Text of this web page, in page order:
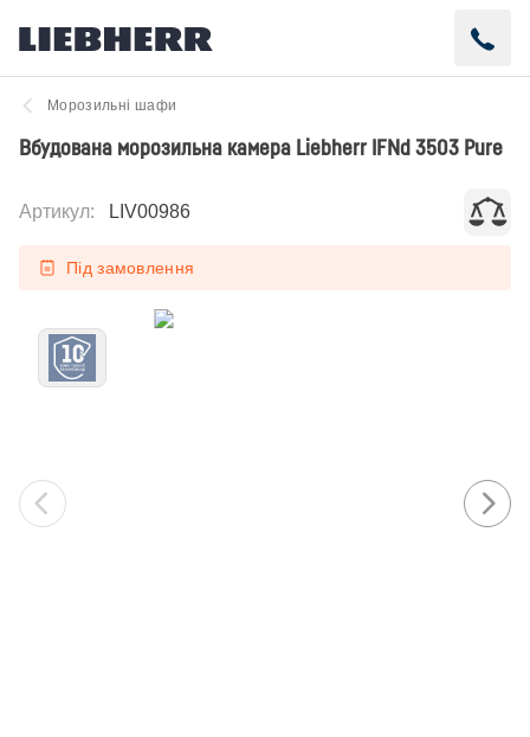
Морозильні шафи
Вбудована морозильна камера Liebherr IFNd 3503 Pure
Артикул: LIV00986
Під замовлення